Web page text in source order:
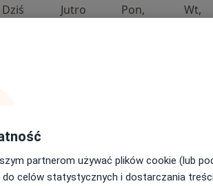
Dziś Jutro Pon, Wt,
partnerom używać plików cookie (lub
do celów statystycznych i dostarczania